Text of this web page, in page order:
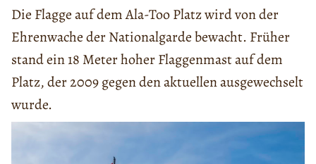
Die Flagge auf dem Ala-Too Platz wird von der
Ehrenwache der Nationalgarde bewacht. Früher
stand ein 18 Meter hoher Flaggenmast auf dem
Platz, der 2009 gegen den aktuellen ausgewechselt
wurde.